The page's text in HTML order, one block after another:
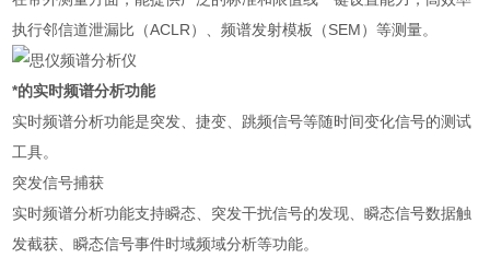
执行邻信道泄漏比（ACLR）、频谱发射模板（SEM）等测量。
*的实时频谱分析功能
实时频谱分析功能是突发、捷变、跳频信号等随时间变化信号的测试
工具。
突发信号捕获
实时频谱分析功能支持瞬态、突发干扰信号的发现、瞬态信号数据触
发截获、瞬态信号事件时域频域分析等功能。